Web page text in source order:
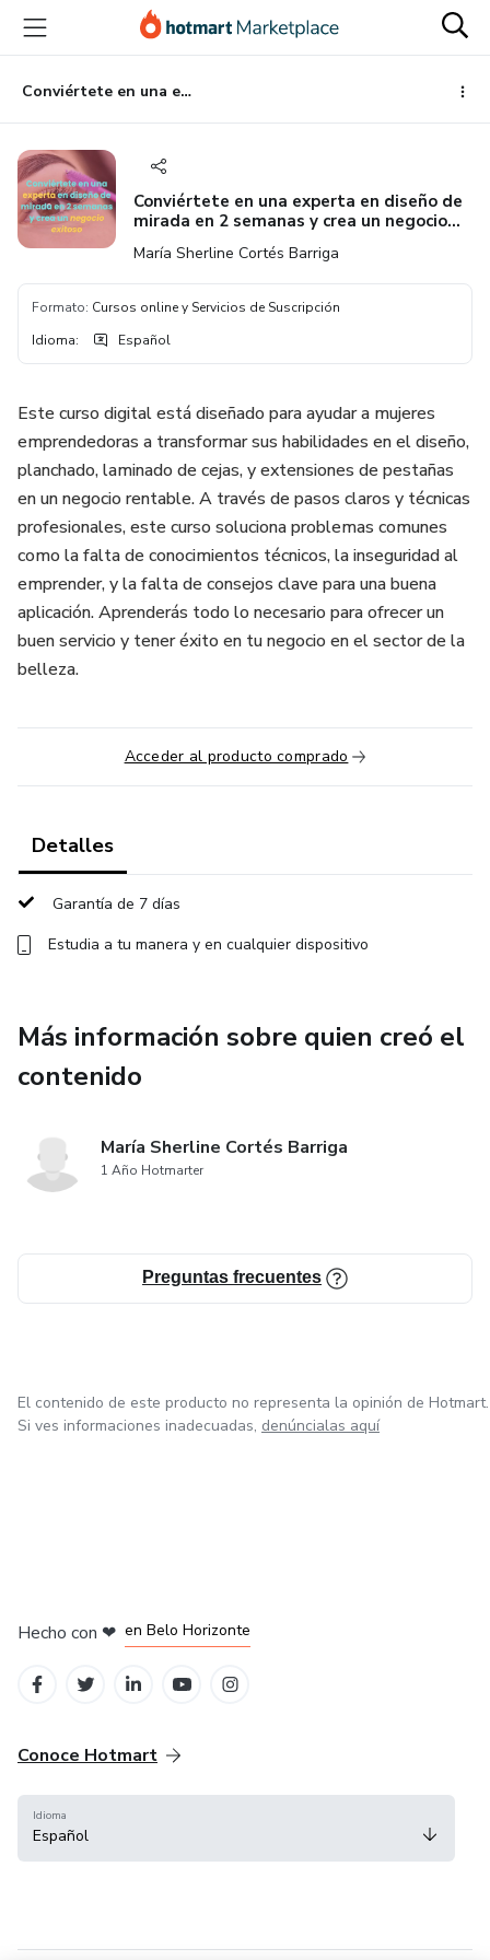
principal
página
de
página
Conviértete en una experta en diseño de mirada en 2 semanas y crea un negocio exitoso
Conviértete en una experta en diseño de
mirada en 2 semanas y crea un negocio
exitoso
María Sherline Cortés Barriga
Formato: Cursos online y Servicios de Suscripción
Idioma: Español
Este curso digital está diseñado para ayudar a mujeres
emprendedoras a transformar sus habilidades en el diseño,
planchado, laminado de cejas, y extensiones de pestañas
en un negocio rentable. A través de pasos claros y técnicas
profesionales, este curso soluciona problemas comunes
como la falta de conocimientos técnicos, la inseguridad al
emprender, y la falta de consejos clave para una buena
aplicación. Aprenderás todo lo necesario para ofrecer un
buen servicio y tener éxito en tu negocio en el sector de la
belleza.
Acceder al producto comprado
Detalles
Garantía de 7 días
Estudia a tu manera y en cualquier dispositivo
Más información sobre quien creó el
contenido
María Sherline Cortés Barriga
1 Año Hotmarter
Preguntas frecuentes
El contenido de este producto no representa la opinión de Hotmart.
Si ves informaciones inadecuadas, denúncialas aquí
Hecho con ❤ en Belo Horizonte
Conoce Hotmart
Idioma
Español